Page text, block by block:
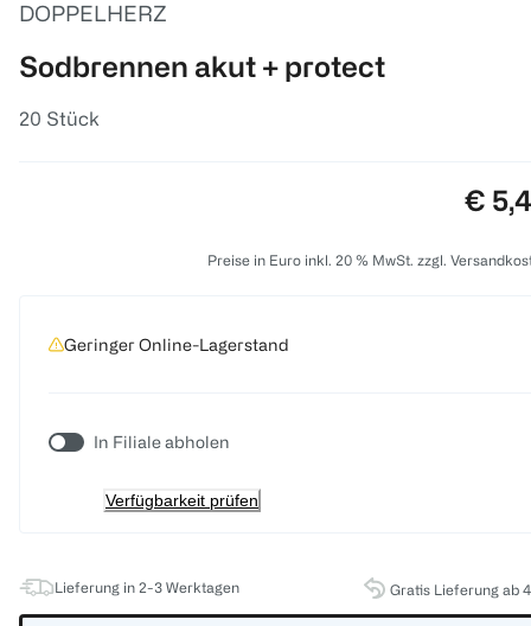
DOPPELHERZ
Sodbrennen akut + protect
20 Stück
€
Preise in Euro inkl. 20 % MwSt. zzgl.
Geringer Online-Lagerstand
In Filiale abholen
Verfügbarkeit prüfen
Lieferung in 2-3 Werktagen Gratis Lieferung ab